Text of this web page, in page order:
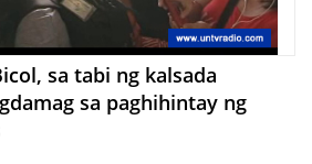
sa tabi ng kalsada
sa paghihintay ng